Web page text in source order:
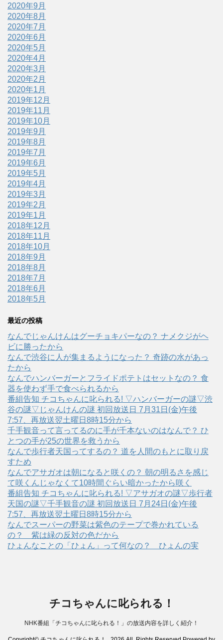
2020年9月
2020年8月
2020年7月
2020年6月
2020年5月
2020年4月
2020年3月
2020年2月
2020年1月
2019年12月
2019年11月
2019年10月
2019年9月
2019年8月
2019年7月
2019年6月
2019年5月
2019年4月
2019年3月
2019年2月
2019年1月
2018年12月
2018年11月
2018年10月
2018年9月
2018年8月
2018年7月
2018年6月
2018年5月
最近の投稿
なんでじゃんけんはグーチョキパーなの？ ナメクジがヘ
ビに勝ったから
なんで渋谷に人が集まるようになった？ 奇跡の水があっ
たから
なんでハンバーガーとフライドポテトはセットなの？ 食
器を使わず手で食べられるから
番組告知 チコちゃんに叱られる! ▽ハンバーガーの謎▽渋
谷の謎▽じゃんけんの謎 初回放送日 7月31日(金)午後
7:57、再放送翌土曜日8時15分から
千手観音って言ってるのに手が千本ないのはなんで？ ひ
とつの手が25の世界を救うから
なんで歩行者天国ってするの？ 道を人間のもとに取り戻
すため
なんでアサガオは朝になると咲くの？ 朝の明るさを感じ
て咲くんじゃなくて10時間ぐらい暗かったから咲く
番組告知 チコちゃんに叱られる! ▽アサガオの謎▽歩行者
天国の謎▽千手観音の謎 初回放送日 7月24日(金)午後
7:57、再放送翌土曜日8時15分から
なんでスーパーの野菜は紫色のテープで巻かれている
の？ 紫は緑の反対の色だから
ひょんなことの「ひょん」って何なの？ ひょんの実
チコちゃんに叱られる！
NHK番組「チコちゃんに叱られる！」の放送内容を詳しく紹介！